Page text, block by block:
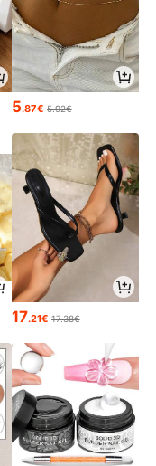
5.87€ 5.92€
17.21€ 17.38€